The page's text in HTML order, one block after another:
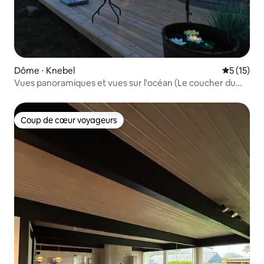
Dôme ⋅ Knebel
5 (15)
Vues panoramiques et vues sur l'océan (Le coucher du
Coup de cœur voyageurs
Coup de cœur voyageurs